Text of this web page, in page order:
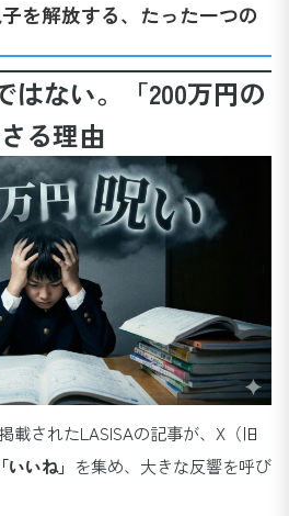
を解放する、たった一つの
はない。「200万円の
る理由
載されたLASISAの記事が、X（旧
いね」 を集め、大きな反響を呼び